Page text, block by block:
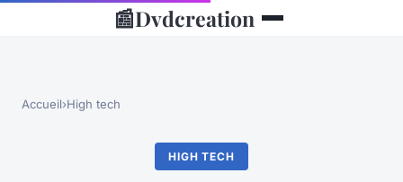
📰Dvdcreation
Accueil›High tech
HIGH TECH